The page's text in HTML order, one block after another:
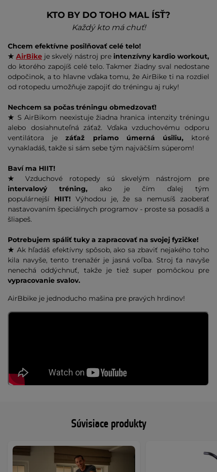
KTO BY DO TOHO MAL ÍSŤ?
Každý kto má chuť!
Chcem efektívne posilňovať celé telo!
★ AirBike je skvelý nástroj pre intenzívny kardio workout,
do ktorého zapojíš celé telo. Takmer žiadny sval nedostane
odpočinok, a to hlavne vďaka tomu, že AirBike ti na rozdiel
od rotopedu umožňuje zapojiť do tréningu aj ruky!
Nechcem sa počas tréningu obmedzovať!
★ S AirBikom neexistuje žiadna hranica intenzity tréningu
alebo dosiahnuteľná záťaž. Vďaka vzduchovému odporu
ventilátora jezáťaž priamo úmerná úsiliu, ktoré
vynakladáš, takže si sám sebe tým najväčším súperom!
Baví ma HIIT!
★
Vzduchové rotopedy sú skvelým nástrojom pre
intervalový tréning, ako je čím ďalej tým
populárnejší HIIT!Výhodou je, že sa nemusíš zaoberať
nastavovaním špeciálnych programov - proste sa posadíš a
šliapeš.
Potrebujem spáliť tuky a zapracovať na svojej fyzičke!
★ Ak hľadáš efektívny spôsob, ako sa zbaviť nejakého toho
kila navyše, tento trenažér je jasná voľba. Stroj ťa navyše
nenechá oddýchnuť, takže je tiež super pomôckou pre
vypracovanie svalov.
AirBbike je jednoducho mašina pre pravých hrdinov!
Súvisiace produkty